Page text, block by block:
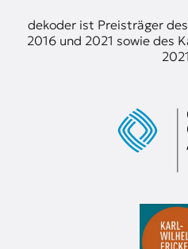
dekoder ist Preisträger
2016 und 2021 sowie des